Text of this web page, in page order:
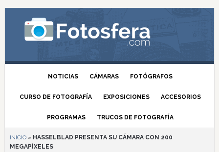
NOTICIAS CÁMARAS FOTÓGRAFOS
CURSO DE FOTOGRAFÍA EXPOSICIONES ACCESORIOS
PROGRAMAS TRUCOS DE FOTOGRAFÍA
INICIO» HASSELBLAD PRESENTA SU CÁMARA CON 200
MEGAPÍXELES